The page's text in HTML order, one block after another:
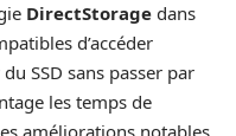
DirectStorage dans
d’accéder
SSD sans passer par
les temps de
améliorations notables